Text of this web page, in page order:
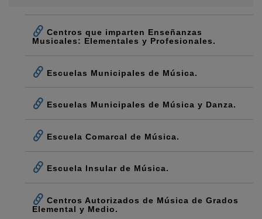
Centros que imparten Enseñanzas
Musicales: Elementales y Profesionales.
Escuelas Municipales de Música.
Escuelas Municipales de Música y Danza.
Escuela Comarcal de Música.
Escuela Insular de Música.
Centros Autorizados de Música de Grados
Elemental y Medio.